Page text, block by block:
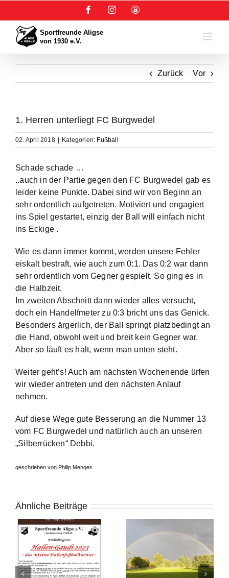
springen
FacebookInstagram
User-
Zurück Vor
1. Herren unterliegt FC Burgwedel
02. April 2018 Kategorien: Fußball
Schade schade …
..auch in der Partie gegen den FC Burgwedel gab es
leider keine Punkte. Dabei sind wir von Beginn an
sehr ordentlich aufgetreten. Motiviert und engagiert
ins Spiel gestartet, einzig der Ball will einfach nicht
ins Eckige .
Wie es dann immer kommt, werden unsere Fehler
eiskalt bestraft, wie auch zum 0:1. Das 0:2 war dann
sehr ordentlich vom Gegner gespielt. So ging es in
die Halbzeit.
Im zweiten Abschnitt dann wieder alles versucht,
doch ein Handelfmeter zu 0:3 bricht uns das Genick.
Besonders ärgerlich, der Ball springt platzbedingt an
die Hand, obwohl weit und breit kein Gegner war.
Aber so läuft es halt, wenn man unten steht.
Weiter geht’s! Auch am nächsten Wochenende ürfen
wir wieder antreten und den nächsten Anlauf
nehmen.
Auf diese Wege gute Besserung an die Nummer 13
vom FC Burgwedel und natürlich auch an unseren
„Silberrücken“ Debbi.
geschrieben von Philip Menges
Ähnliche Beiträge